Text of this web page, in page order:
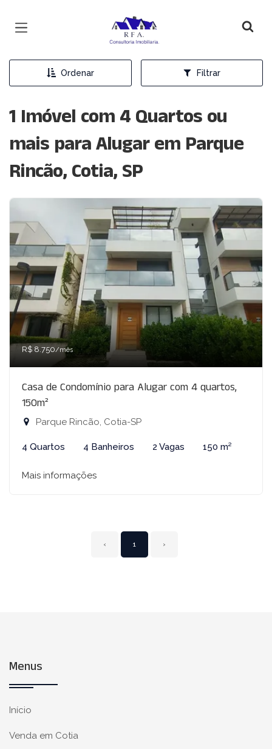
Página inicial
Ordenar Filtrar
1 Imóvel com 4 Quartos ou
mais para Alugar em Parque
Rincão, Cotia, SP
R$ 8.750/mês
Casa de Condomínio para Alugar com 4 quartos,
150m²
Parque Rincão, Cotia-SP
4 Quartos 4 Banheiros 2 Vagas 150 m²
Mais informações
‹ 1 ›
Menus
Início
Venda em Cotia